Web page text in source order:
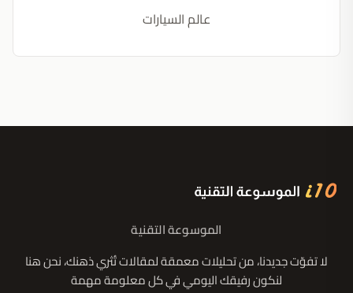
عالم السيارات
الموسوعة التقنية
لا تفوّت جديدنا، من تحليلات معمقة لمقالات تُثري ذهنك، نحن هنا
لنكون رفيقك اليومي في كل معلومة مهمة